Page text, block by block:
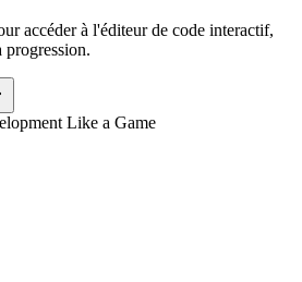
accéder à l'éditeur de code interactif,
progression.
Like a Game